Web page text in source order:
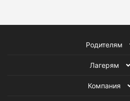
Родителям
Лагерям
Компания